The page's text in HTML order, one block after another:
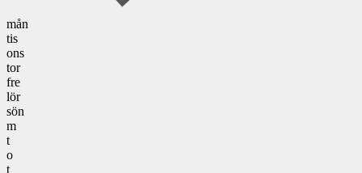
mån
tis
ons
tor
fre
lör
sön
m
t
o
t